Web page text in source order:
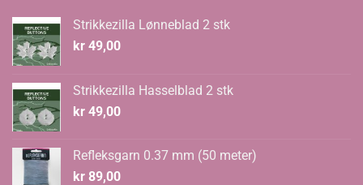
Strikkezilla Lønneblad 2 stk
kr 49,00
Strikkezilla Hasselblad 2 stk
kr 49,00
Refleksgarn 0.37 mm (50 meter)
kr 89,00